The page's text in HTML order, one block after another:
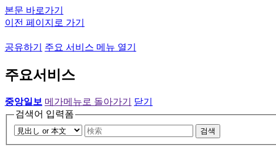
본문 바로가기
이전 페이지로 가기
공유하기 주요 서비스 메뉴 열기
주요서비스
중앙일보 메가메뉴로 돌아가기
닫기
검색어 입력폼
검색